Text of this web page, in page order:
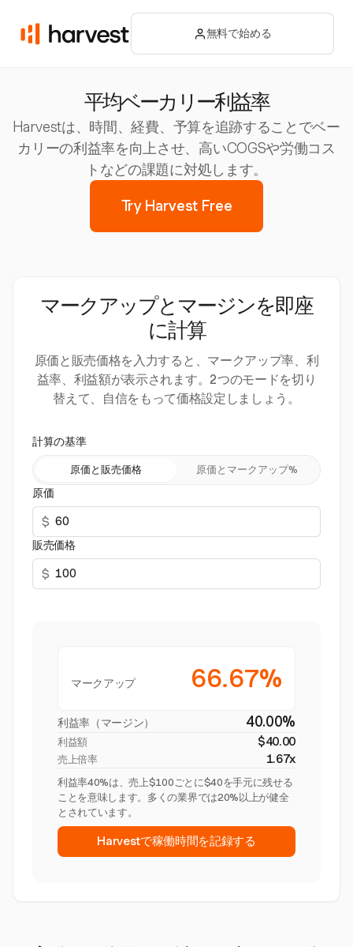
無料で始める
平均ベーカリー利益率
Harvestは、時間、経費、予算を追跡することでベー
カリーの利益率を向上させ、高いCOGSや労働コス
トなどの課題に対処します。
Try Harvest Free
マークアップとマージンを即座
に計算
原価と販売価格を入力すると、マークアップ率、利
益率、利益額が表示されます。2つのモードを切り
替えて、自信をもって価格設定しましょう。
計算の基準
原価と販売価格 原価とマークアップ%
原価
$
販売価格
$
マークアップ 66.67%
利益率（マージン） 40.00%
利益額 $40.00
売上倍率 1.67x
利益率40%は、売上$100ごとに$40を手元に残せる
ことを意味します。多くの業界では20%以上が健全
とされています。
Harvestで稼働時間を記録する